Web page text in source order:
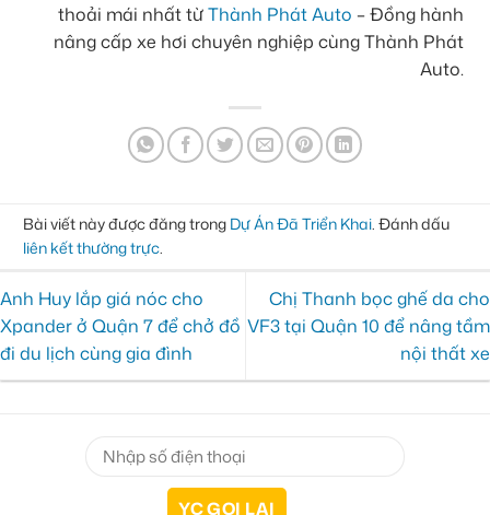
thoải mái nhất từThành Phát Auto – Đồng hành
nâng cấp xe hơi chuyên nghiệp cùng Thành Phát
Auto.
Bài viết này được đăng trong Dự Án Đã Triển Khai. Đánh dấu
liên kết thường trực.
Anh Huy lắp giá nóc cho
Xpander ở Quận 7 để chở đồ
đi du lịch cùng gia đình
Chị Thanh bọc ghế da cho
VF3 tại Quận 10 để nâng tầm
nội thất xe